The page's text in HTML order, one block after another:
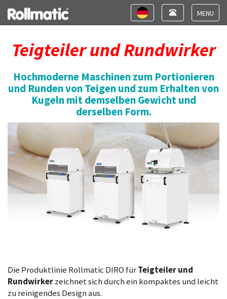
Toggle
Toggle
navigation
Toggle
navigation
Teigteiler und Rundwirker
Hochmoderne Maschinen zum Portionieren
und Runden von Teigen und zum Erhalten von
Kugeln mit demselben Gewicht und
derselben Form.
Die Produktlinie Rollmatic DIRO fürTeigteiler und
Rundwirkerzeichnet sich durch ein kompaktes und leicht
zu reinigendes Design aus.